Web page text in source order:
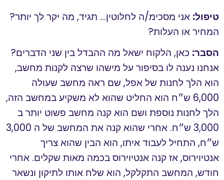
טיפול: אני מסכימ/ה לחלוטין… תגיד, מה יקר לך יותר?
המחיר או העלות?
הסבר: כאן, הלקוח ישאל מה ההבדל בין שני הדברים?
אנחנו נענה לו בסיפור על מישהו שרצה לקנות מחשב,
הוא הלך לחנות של אפל, שם ראה מחשב שעולה
6,000 ש״ח הוא החליט שהוא לא משקיע במחשב הזה,
הלך לחנות נוספת ושם הוא קנה מחשב פשוט יותר ב
3,000 ש״ח. אחרי שהוא קנה את המחשב של ה 3,000
ש״ח, התחיל לעבוד איתו, הוא הבין שהוא צריך
אנטיוירוס, אז קנה אנטיוירוס בכמה מאות שקלים. אחרי
חודש, המחשב התקלקל, הוא שלח אותו לתיקון ונשאר